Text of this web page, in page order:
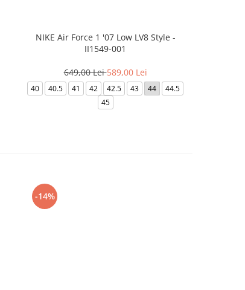
NIKE Air Force 1 '07 Low LV8 Style -
II1549-001
649,00 Lei589,00 Lei
40 40.5 41 42 42.5 43 44
44.5
45
-14%